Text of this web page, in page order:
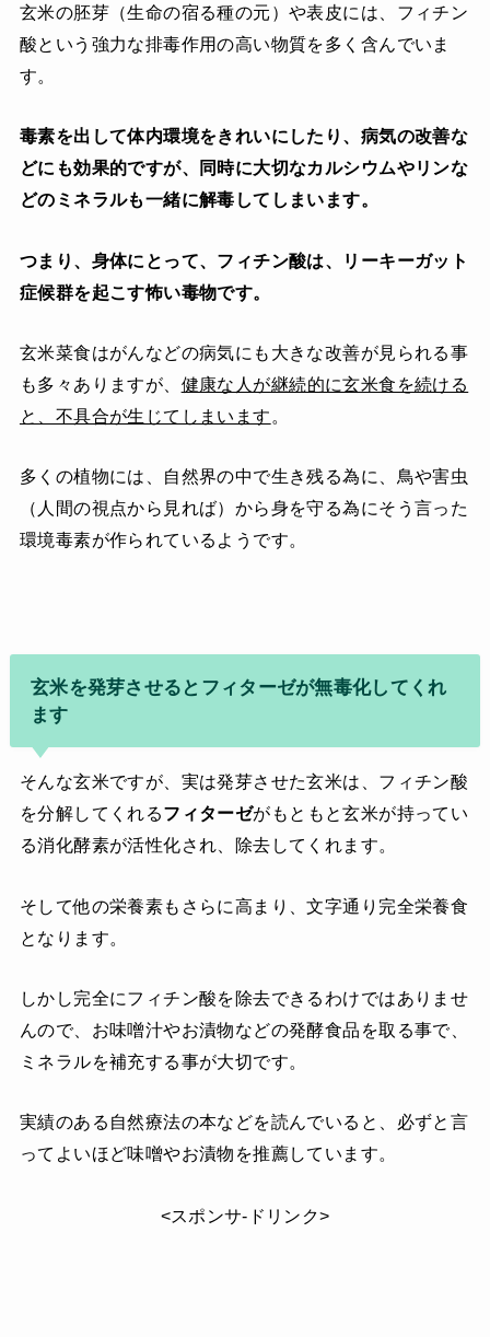
玄米の胚芽（生命の宿る種の元）や表皮には、フィチン
酸という強力な排毒作用の高い物質を多く含んでいま
す。
毒素を出して体内環境をきれいにしたり、病気の改善な
どにも効果的ですが、同時に大切なカルシウムやリンな
どのミネラルも一緒に解毒してしまいます。
つまり、身体にとって、フィチン酸は、リーキーガット
症候群を起こす怖い毒物です。
玄米菜食はがんなどの病気にも大きな改善が見られる事
も多々ありますが、 健康な人が継続的に玄米食を続ける
と、不具合が生じてしまいます 。
多くの植物には、自然界の中で生き残る為に、鳥や害虫
（人間の視点から見れば）から身を守る為にそう言った
環境毒素が作られているようです。
玄米を発芽させるとフィターゼが無毒化してくれ
ます
そんな玄米ですが、実は発芽させた玄米は、フィチン酸
を分解してくれるフィターゼがもともと玄米が持ってい
る消化酵素が活性化され、除去してくれます。
そして他の栄養素もさらに高まり、文字通り完全栄養食
となります。
しかし完全にフィチン酸を除去できるわけではありませ
んので、お味噌汁やお漬物などの発酵食品を取る事で、
ミネラルを補充する事が大切です。
実績のある自然療法の本などを読んでいると、必ずと言
ってよいほど味噌やお漬物を推薦しています。
<スポンサ-ドリンク>